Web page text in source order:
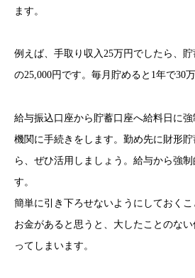
ます。
例えば、手取り収入25万円でしたら、
の25,000円です。毎月貯めると1年で30
給与振込口座から貯蓄口座へ給料日に
機関に手続きをします。勤め先に財形
ら、ぜひ活用しましょう。給与から強
す。
簡単に引き下ろせないようにしておく
お金があると思うと、大したことのな
ってしまいます。